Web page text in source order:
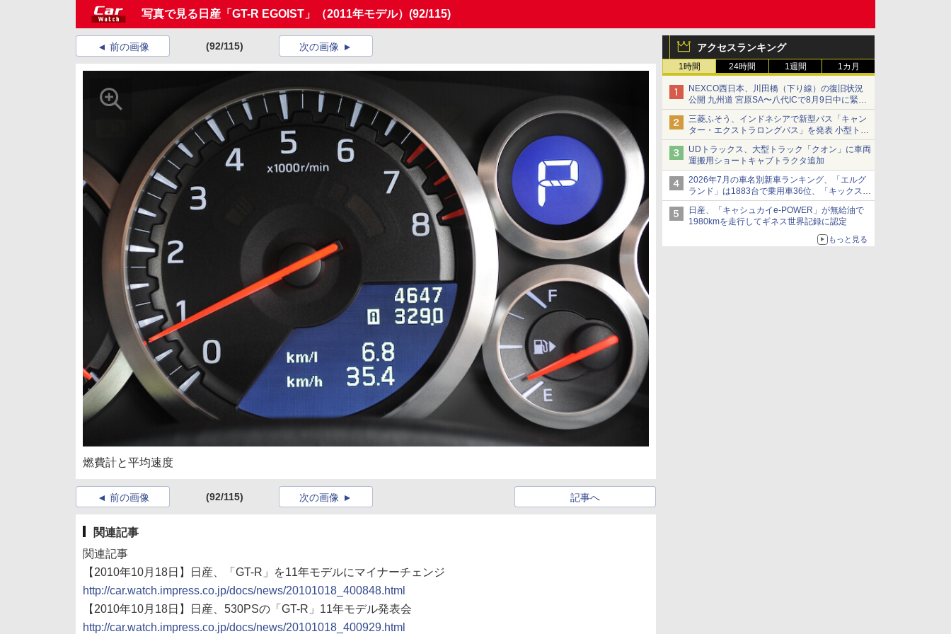
写真で見る日産「GT-R EGOIST」（2011年モデル） (92/115)
アクセスランキング
1時間 24時間 1週間 1カ月
NEXCO西日本、川田橋（下り線）の復旧状況
公開 九州道 宮原SA〜八代ICで8月9日中に緊急
車両を通行可能に
三菱ふそう、インドネシアで新型バス「キャン
ター・エクストラロングバス」を発表 小型トラ
ックベースの観光・旅客輸送向けバス
UDトラックス、大型トラック「クオン」に車両
運搬用ショートキャブトラクタ追加
2026年7月の車名別新車ランキング、「エルグ
ランド」は1883台で乗用車36位、「キックス」
は2591台で27位に
日産、「キャシュカイe-POWER」が無給油で
1980kmを走行してギネス世界記録に認定
もっと見る
前の画像 (92/115) 次の画像
燃費計と平均速度
前の画像 (92/115) 記事へ
次の画像
関連記事
関連記事
【2010年10月18日】日産、「GT-R」を11年モデルにマイナーチェンジ
http://car.watch.impress.co.jp/docs/news/20101018_400848.html
【2010年10月18日】日産、530PSの「GT-R」11年モデル発表会
http://car.watch.impress.co.jp/docs/news/20101018_400929.html